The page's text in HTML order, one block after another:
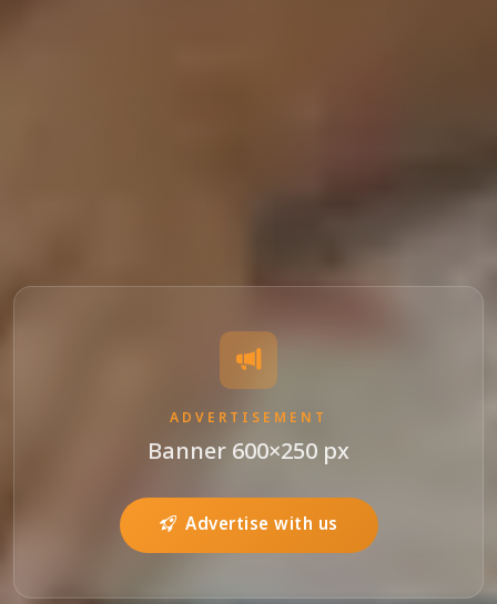
ADVERTISEMENT
Banner 600×250 px
Advertise with us